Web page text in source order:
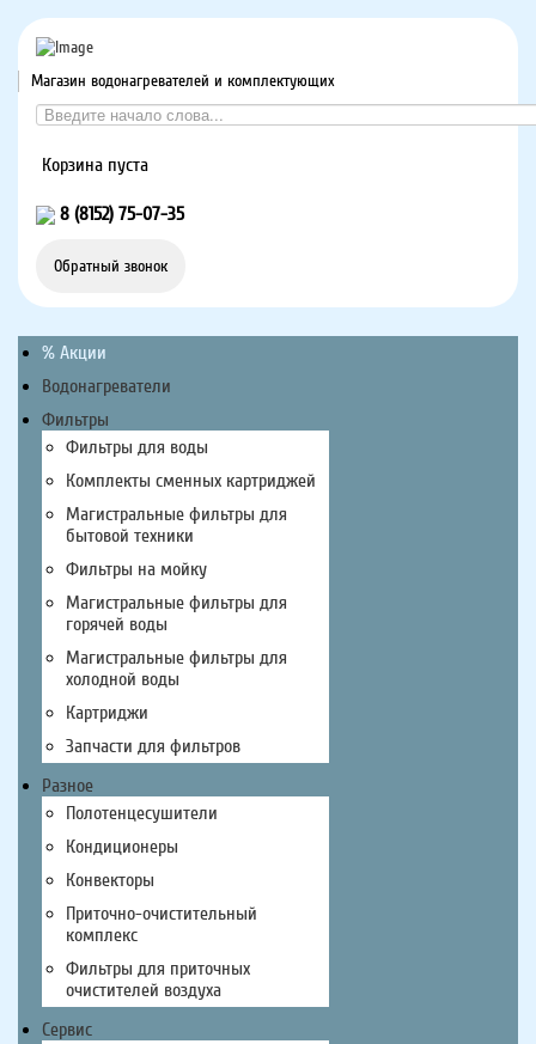
Магазин водонагревателей и комплектующих
Корзина пуста
8 (8152) 75-07-35
Обратный звонок
% Акции
Водонагреватели
Фильтры
Фильтры для воды
Комплекты сменных картриджей
Магистральные фильтры для
бытовой техники
Фильтры на мойку
Магистральные фильтры для
горячей воды
Магистральные фильтры для
холодной воды
Картриджи
Запчасти для фильтров
Разное
Полотенцесушители
Кондиционеры
Конвекторы
Приточно-очистительный
комплекс
Фильтры для приточных
очистителей воздуха
Сервис